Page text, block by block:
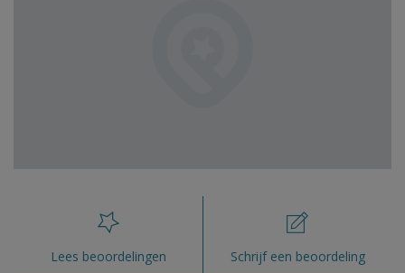
Lees beoordelingen Schrijf een beoordeling